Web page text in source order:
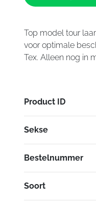
Rider
Top model tour
voor optimale
Tex. Alleen nog in
Product ID
Sekse
Bestelnummer
Soort